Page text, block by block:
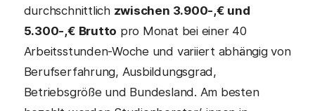
durchschnittlich zwischen 3.900-,€ und
5.300-,€ Brutto pro Monat bei einer 40
Arbeitsstunden-Woche und variiert abhängig von
Berufserfahrung, Ausbildungsgrad,
Betriebsgröße und Bundesland. Am besten